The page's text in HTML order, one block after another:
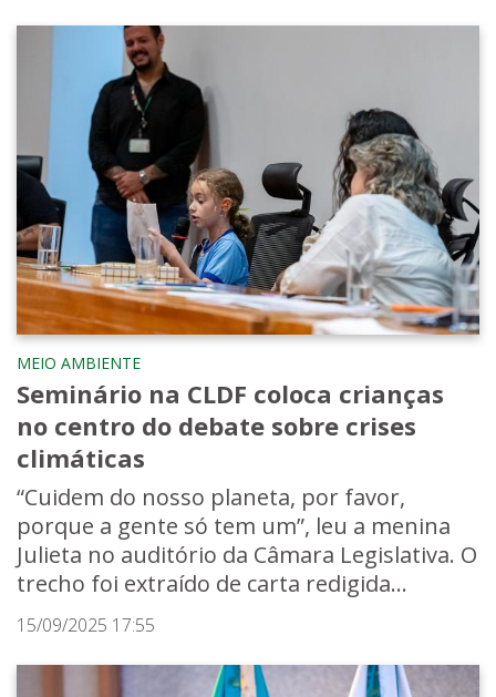
MEIO AMBIENTE
Seminário na CLDF coloca crianças
no centro do debate sobre crises
climáticas
“Cuidem do nosso planeta, por favor,
porque a gente só tem um”, leu a menina
Julieta no auditório da Câmara Legislativa. O
trecho foi extraído de carta redigida...
15/09/2025 17:55